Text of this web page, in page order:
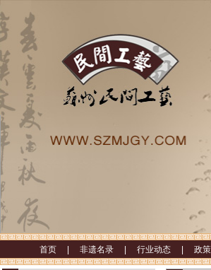
首页 | 非遗名录 | 行业动态 | 政